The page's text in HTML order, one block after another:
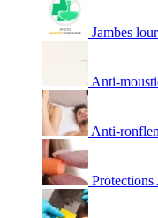
Jambes
Anti-
Anti-